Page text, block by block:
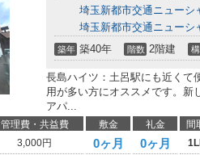
埼玉新都市交通ニューシ
埼玉新都市交通ニューシ
築年 築40年 階数 2階建
長島ハイツ：土呂駅にも近くて
用が多い方にオススメです。新
アパ...
管理費・共益費 敷金 礼金 間
3,000円 0ヶ月 0ヶ月